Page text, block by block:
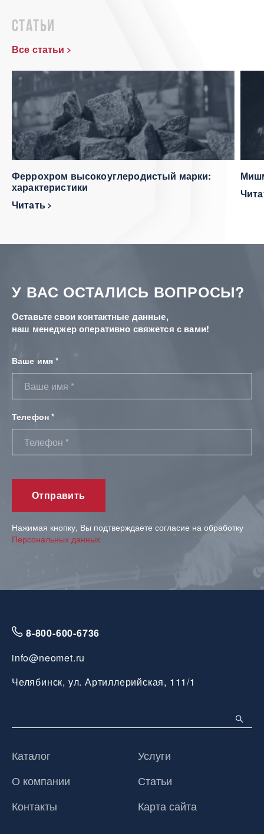
статьи
Все статьи
Феррохром высокоуглеродистый марки:
характеристики
Читать
У ВАС ОСТАЛИСЬ ВОПРОСЫ?
Оставьте свои контактные данные,
наш менеджер оперативно свяжется с вами!
Ваше имя *
Телефон *
Нажимая кнопку, Вы подтверждаете согласие на обработку
Персональных данных
8-800-600-6736
info@neomet.ru
Челябинск, ул. Артиллерийская, 111/1
Каталог
Услуги
О компании
Статьи
Контакты
Карта сайта